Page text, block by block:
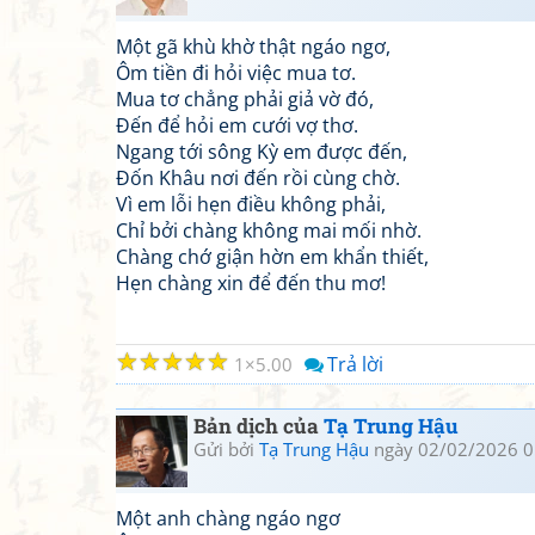
Một gã khù khờ thật ngáo ngơ,
Ôm tiền đi hỏi việc mua tơ.
Mua tơ chẳng phải giả vờ đó,
Đến để hỏi em cưới vợ thơ.
Ngang tới sông Kỳ em được đến,
Đốn Khâu nơi đến rồi cùng chờ.
Vì em lỗi hẹn điều không phải,
Chỉ bởi chàng không mai mối nhờ.
Chàng chớ giận hờn em khẩn thiết,
Hẹn chàng xin để đến thu mơ!
☆
☆
☆
☆
☆ 1 5.00 Trả lời
Bản dịch củaTạ Trung Hậu
Gửi bởi Tạ Trung Hậu ngày 02/02/2026
Một anh chàng ngáo ngơ